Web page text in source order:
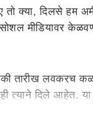
क्या, दिलसे हम
मीडियावर
तारीख लवकरच
दिले आहेत. या